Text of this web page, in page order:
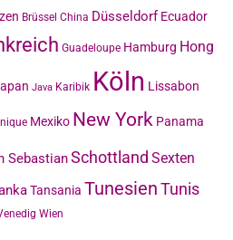
Brüssel China Düsseldorf Ecuador
Guadeloupe Hamburg Hong
Java Karibik Köln Lissabon
Mexiko New York Panama
SebastianSchottland Sexten
Tansania TunesienTunis
Wien